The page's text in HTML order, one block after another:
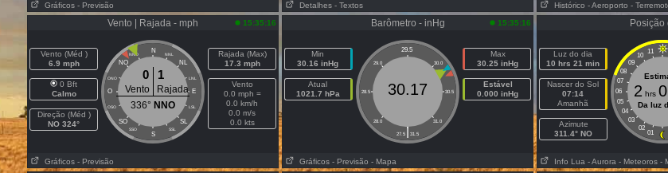
Gráficos - Previsão Detalhes - Textos Histórico - Aeroporto -
Vento | Rajada - mph 15:35:16
Vento (Méd )
6.9 mph
0 Bft
Calmo
Direção (Méd )
NO 324°
N
NNO NNL
NO NL
ONO LNL
O E
OSO LSL
SO SL
SSO SSL
S
0 1
Vento
Rajada
336° NNO
Rajada (Max)
17.3 mph
Vento
0.0 mph =
0.0 km/h
0.0 m/s
0.0 kts
Gráficos - Previsão
Barômetro - inHg 15:35:16
Min
30.16 inHg
Atual
1021.7 hPa
29.5
29.0 30.0
28.5 30.5
28.0 31.0
|
27.5 31.5
30.17
Max
30.25 inHg
Estável
0.000 inHg
Gráficos - Previsão - Mapa
Posição
Luz do dia
10 hrs 21 min
Nascer do Sol
07:14
Amanhã
Azimute
311.4° NO
11
10
09
08
07
06
05
04
03
02
01
2 hrs
Da luz
Info Lua - Aurora - Meteoros -